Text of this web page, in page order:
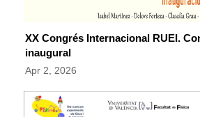
XX Congrés Internacional RUEI.
inaugural
Apr 2, 2026